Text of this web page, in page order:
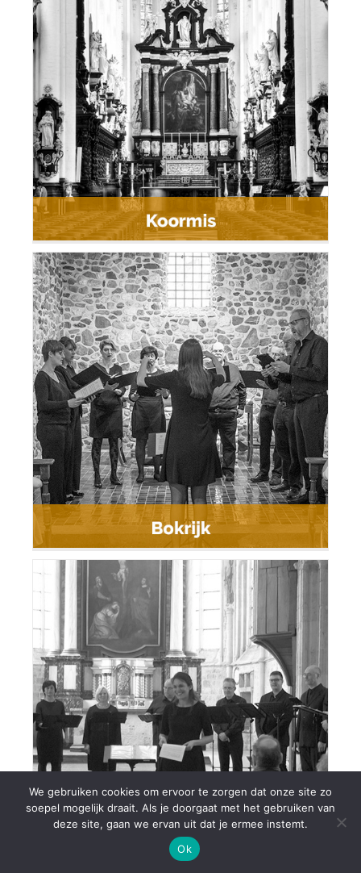
Koormis
Bokrijk
Try-Out-Concert Sint-Truiden
We gebruiken cookies om ervoor te zorgen dat onze site zo
soepel mogelijk draait. Als je doorgaat met het gebruiken van
deze site, gaan we ervan uit dat je ermee instemt.
Ok